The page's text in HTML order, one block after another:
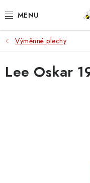
na
KYTARY
UKULELE
Výměnné plechy
Lee Oskar